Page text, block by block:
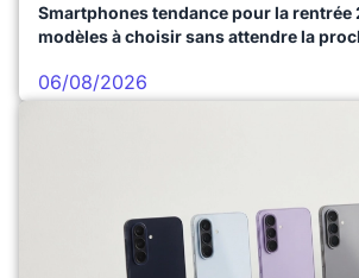
Smartphones tendance pour la rentrée
modèles à choisir sans attendre la
06/08/2026